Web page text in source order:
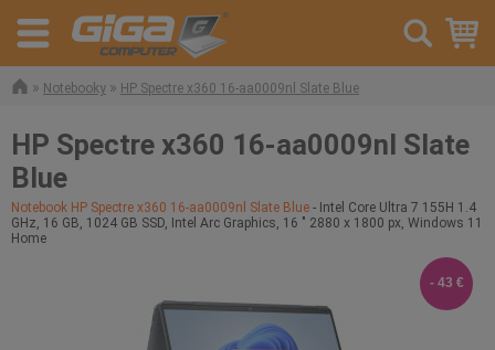
» Notebooky » HP Spectre x360 16-aa0009nl Slate Blue
HP Spectre x360 16-aa0009nl Slate
Blue
Notebook HP Spectre x360 16-aa0009nl Slate Blue - Intel Core Ultra 7 155H 1.4
GHz, 16 GB, 1024 GB SSD, Intel Arc Graphics, 16 " 2880 x 1800 px, Windows 11
Home
- 43 €